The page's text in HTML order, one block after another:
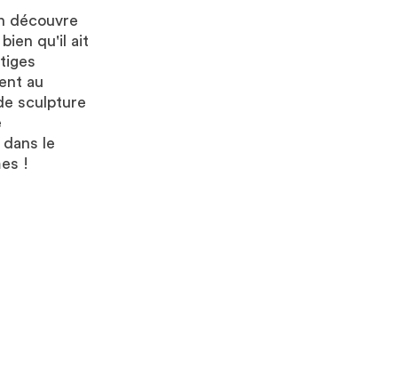
découvre
qu'il ait
au
sculpture
le
!